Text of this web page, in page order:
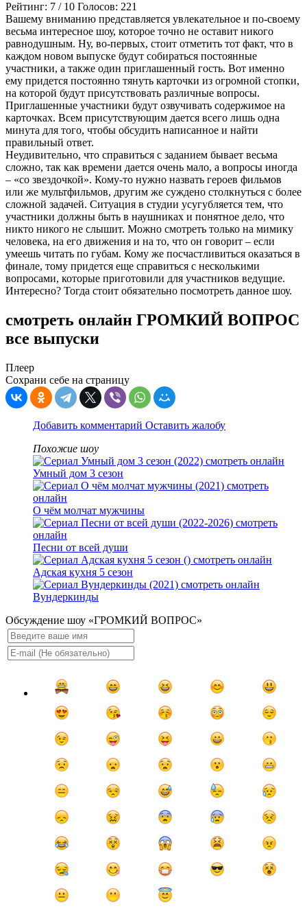
Рейтинг: 7 / 10 Голосов: 221
Вашему вниманию представляется увлекательное и по-своему
весьма интересное шоу, которое точно не оставит никого
равнодушным. Ну, во-первых, стоит отметить тот факт, что в
каждом новом выпуске будут собираться постоянные
участники, а также один приглашенный гость. Вот именно
ему придется постоянно тянуть карточки из огромной стопки,
на которой будут присутствовать различные вопросы.
Приглашенные участники будут озвучивать содержимое на
карточках. Всем присутствующим дается всего лишь одна
минута для того, чтобы обсудить написанное и найти
правильный ответ.
Неудивительно, что справиться с заданием бывает весьма
сложно, так как времени дается очень мало, а вопросы иногда
– «со звездочкой». Кому-то нужно назвать героев фильмов
или же мультфильмов, другим же суждено столкнуться с более
сложной задачей. Ситуация в студии усугубляется тем, что
участники должны быть в наушниках и понятное дело, что
никто никого не слышит. Можно смотреть только на мимику
человека, на его движения и на то, что он говорит – если
умеешь читать по губам. Кому же посчастливиться оказаться в
финале, тому придется еще справиться с несколькими
вопросами, которые приготовили для участников ведущие.
Интересно? Тогда стоит обязательно посмотреть данное шоу.
смотреть онлайн ГРОМКИЙ ВОПРОС
все выпуски
Плеер
Сохрани себе на страницу
Добавить комментарий Оставить жалобу
Похожие шоу
Умный дом 3 сезон
О чём молчат мужчины
Песни от всей души
Адская кухня 5 сезон
Вундеркинды
Обсуждение шоу «ГРОМКИЙ ВОПРОС»